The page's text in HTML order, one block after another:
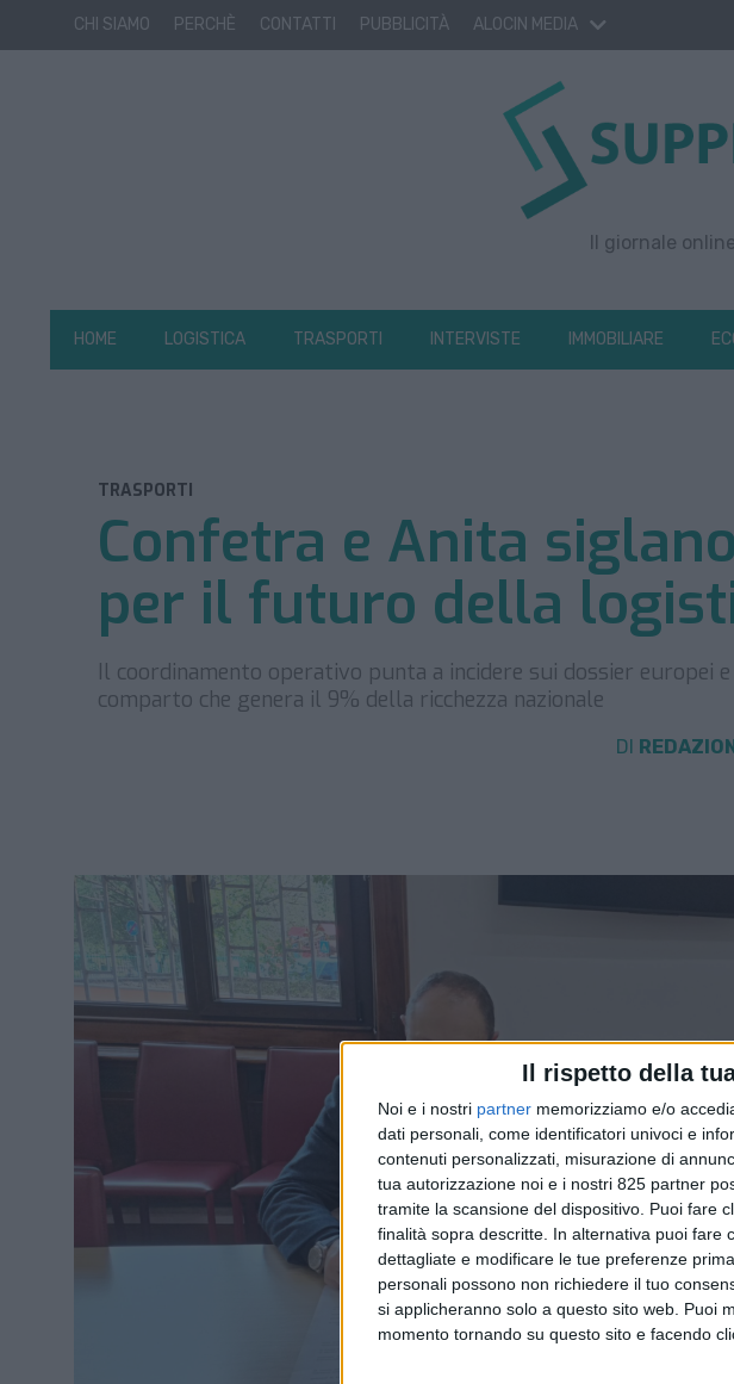
Il rispetto della
Noi e i nostri partner memorizziamo e/o
dati personali, come identificatori univoci e
contenuti personalizzati, misurazione di
tua autorizzazione noi e i nostri 825 partner
tramite la scansione del dispositivo. Puoi fare
finalità sopra descritte. In alternativa puoi fare
dettagliate e modificare le tue preferenze
personali possono non richiedere il tuo
si applicheranno solo a questo sito web. Puoi
momento tornando su questo sito e facendo
CHI SIAMO PERCHÈ CONTATTI PUBBLICITÀ ALOCIN MEDIA
Il giornale
HOME LOGISTICA TRASPORTI INTERVISTE IMMOBILIARE
TRASPORTI
Confetra e Anita
per il futuro della
Il coordinamento operativo punta a incidere sui dossier europei
comparto che genera il 9% della ricchezza nazionale
DI